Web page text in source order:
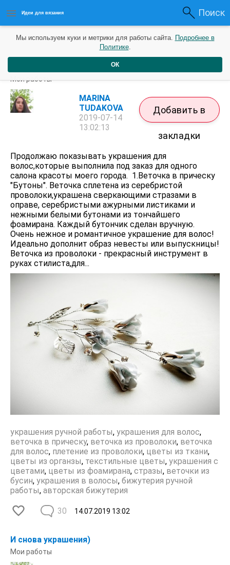
Идеи для вязания Поиск
Украшения для волос. Часть 2.
Мои работы
MARINA
TUDAKOVA
2019-07-14
13:02:13
Добавить в
закладки
Продолжаю показывать украшения для
волос,которые выполнила под заказ для одного
салона красоты моего города. 1.Веточка в прическу
"Бутоны". Веточка сплетена из серебристой
проволоки,украшена сверкающими стразами в
оправе, серебристыми ажурными листиками и
нежными белыми бутонами из тончайшего
фоамирана. Каждый бутончик сделан вручную.
Очень нежное и романтичное украшение для волос!
Идеально дополнит образ невесты или выпускницы!
Веточка из проволоки - прекрасный инструмент в
руках стилиста,для...
украшения ручной работы, украшения для волос,
веточка в прическу, веточка из проволоки, веточка
для волос, плетение из проволоки, цветы из ткани,
цветы из органзы, текстильные цветы, украшения с
цветами, цветы из фоамирана, стразы, веточки из
бусин, украшения в волосы, бижутерия ручной
работы, авторская бижутерия
14.07.2019 13:02
30
И снова украшения)
Мои работы
Мы используем куки и метрики для работы сайта. Подробнее в
Политике.
ОК